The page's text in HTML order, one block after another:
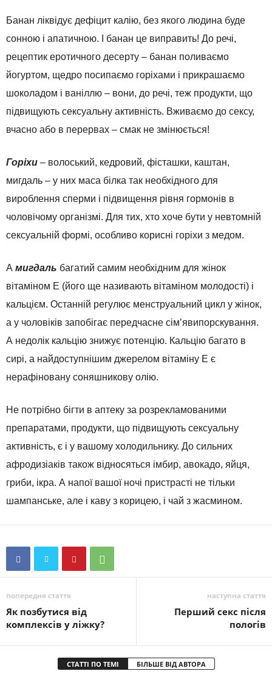
Банан ліквідує дефіцит калію, без якого людина буде
сонною і апатичною. І банан це виправить! До речі,
рецептик еротичного десерту – банан поливаємо
йогуртом, щедро посипаємо горіхами і прикрашаємо
шоколадом і ваніллю – вони, до речі, теж продукти, що
підвищують сексуальну активність. Вживаємо до сексу,
вчасно або в перервах – смак не змінюється!
Горіхи – волоський, кедровий, фісташки, каштан,
мигдаль – у них маса білка так необхідного для
вироблення сперми і підвищення рівня гормонів в
чоловічому організмі. Для тих, хто хоче бути у невтомній
сексуальній формі, особливо корисні горіхи з медом.
А мигдаль багатий самим необхідним для жінок
вітаміном Е (його ще називають вітаміном молодості) і
кальцієм. Останній регулює менструальний цикл у жінок,
а у чоловіків запобігає передчасне сім’явипорскування.
А недолік кальцію знижує потенцію. Кальцію багато в
сирі, а найдоступнішим джерелом вітаміну Е є
нерафіновану соняшникову олію.
Не потрібно бігти в аптеку за розрекламованими
препаратами, продукти, що підвищують сексуальну
активність, є і у вашому холодильнику. До сильних
афродизіаків також відносяться імбир, авокадо, яйця,
гриби, ікра. А напої вашої ночі пристрасті не тільки
шампанське, але і каву з корицею, і чай з жасмином.
попередня стаття
Як позбутися від
комплексів у ліжку?
наступна стаття
Перший секс після
пологів
СТАТТІ ПО ТЕМІ БІЛЬШЕ ВІД АВТОРА